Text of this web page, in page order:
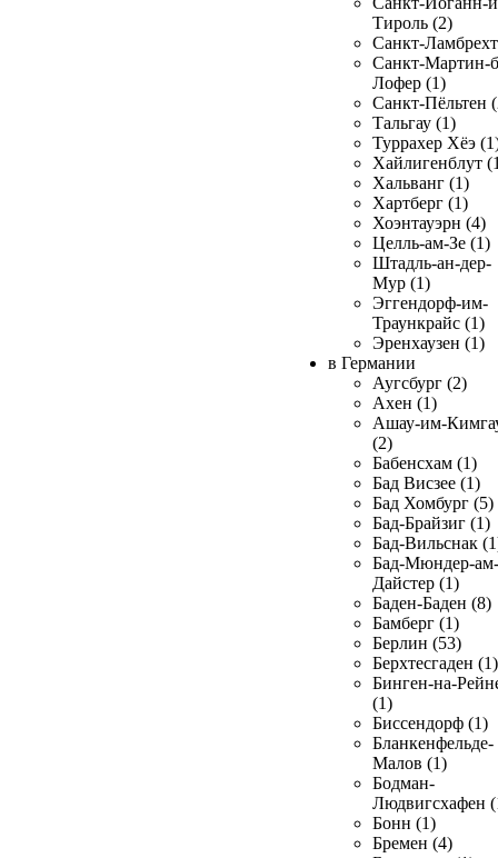
Тироль (2)
Санкт-
Санкт-Мартин-
Лофер (1)
Санкт-Пёльтен
Тальгау (1)
Туррахер Хёэ
Хайлигенблут
Хальванг (1)
Хартберг (1)
Хоэнтауэрн (4)
Целль-ам-Зе (1)
Штадль-ан-дер-
Мур (1)
Эггендорф-им-
Траункрайс (1)
Эренхаузен (1)
в Германии
Аугсбург (2)
Ахен (1)
Ашау-им-
(2)
Бабенсхам (1)
Бад Висзее (1)
Бад Хомбург (5)
Бад-Брайзиг (1)
Бад-Вильснак
Бад-Мюндер-ам-
Дайстер (1)
Баден-Баден (8)
Бамберг (1)
Берлин (53)
Берхтесгаден (1)
Бинген-на-
(1)
Биссендорф (1)
Бланкенфельде-
Малов (1)
Бодман-
Людвигсхафен
Бонн (1)
Бремен (4)